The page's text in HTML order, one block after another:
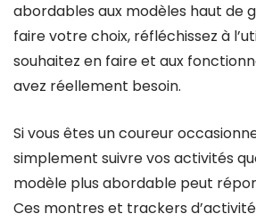
abordables aux modèles haut de
faire votre choix, réfléchissez à
souhaitez en faire et aux
avez réellement besoin.
Si vous êtes un coureur
simplement suivre vos activités
modèle plus abordable peut
Ces montres et trackers